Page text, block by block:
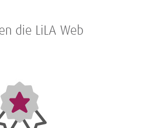
die LiLA Web